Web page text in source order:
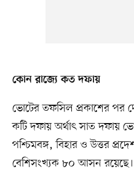
কোন রাজ্যে কত দফায়
ভোটের তফসিল প্রকাশের পর
কটি দফায় অর্থাৎ সাত দফায়
পশ্চিমবঙ্গ, বিহার ও উত্তর
বেশিসংখ্যক ৮০ আসন রয়েছে।